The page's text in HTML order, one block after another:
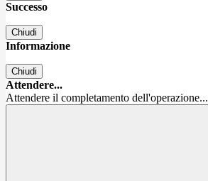
Successo
Chiudi
Informazione
Chiudi
Attendere...
Attendere il completamento dell'operazione...